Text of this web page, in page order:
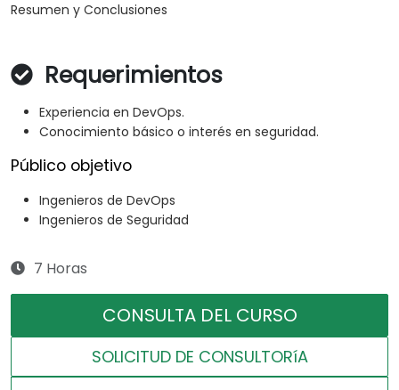
Resumen y Conclusiones
Requerimientos
Experiencia en DevOps.
Conocimiento básico o interés en seguridad.
Público objetivo
Ingenieros de DevOps
Ingenieros de Seguridad
7 Horas
CONSULTA DEL CURSO
SOLICITUD DE CONSULTORíA